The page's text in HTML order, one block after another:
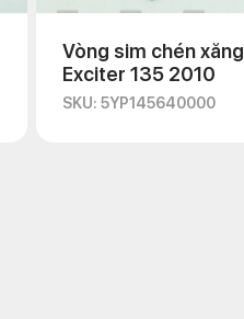
Vòng sim chén xăng
Exciter 135 2010
SKU: 5YP145640000